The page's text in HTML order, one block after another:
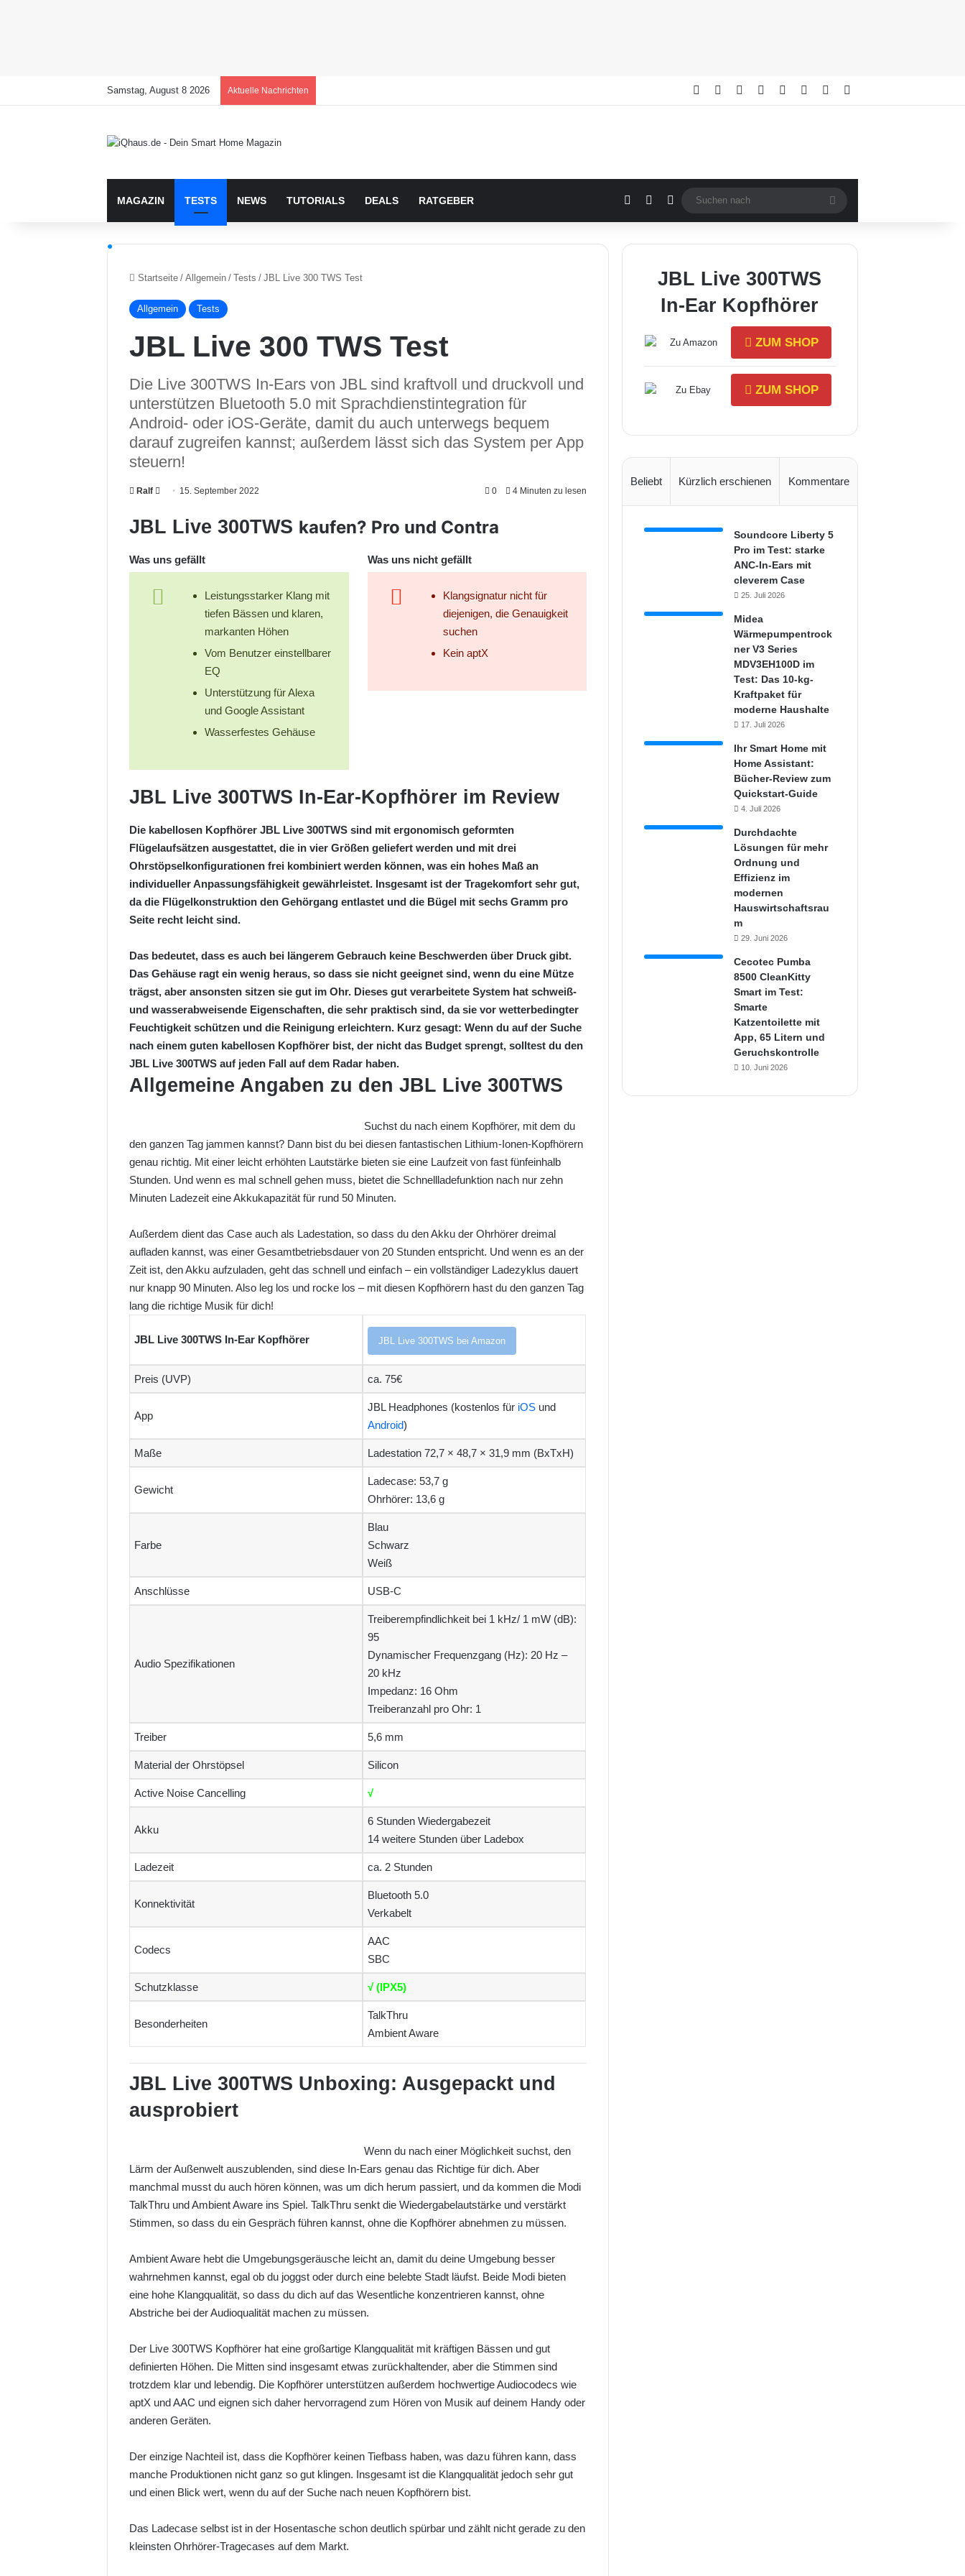
Samstag, August 8 2026 Aktuelle Nachrichten Facebook YouTubeBuy Me a Coffee
RSS AnmeldenZufällige Artikel
MAGAZIN TESTS NEWS TUTORIALS DEALS RATGEBER Zufällige Artikel
SidebarSkin umschalten
nach
Startseite / Allgemein / Tests / JBL Live 300 TWS Test
Allgemein Tests
JBL Live 300 TWS Test
Die Live 300TWS In-Ears von JBL sind kraftvoll und druckvoll und
unterstützen Bluetooth 5.0 mit Sprachdienstintegration für
Android- oder iOS-Geräte, damit du auch unterwegs bequem
darauf zugreifen kannst; außerdem lässt sich das System per App
steuern!
Ralf
o
15. September 2022 0 4 Minuten zu lesen
JBL Live 300TWS kaufen? Pro und Contra
Was uns gefällt
Leistungsstarker Klang mit
tiefen Bässen und klaren,
markanten Höhen
Vom Benutzer einstellbarer
EQ
Unterstützung für Alexa
und Google Assistant
Wasserfestes Gehäuse
Was uns nicht gefällt
Klangsignatur nicht für
diejenigen, die Genauigkeit
suchen
Kein aptX
JBL Live 300TWS In-Ear-Kopfhörer im Review
Die kabellosen Kopfhörer JBL Live 300TWS sind mit ergonomisch geformten
Flügelaufsätzen ausgestattet, die in vier Größen geliefert werden und mit drei
Ohrstöpselkonfigurationen frei kombiniert werden können, was ein hohes Maß an
individueller Anpassungsfähigkeit gewährleistet. Insgesamt ist der Tragekomfort sehr gut,
da die Flügelkonstruktion den Gehörgang entlastet und die Bügel mit sechs Gramm pro
Seite recht leicht sind.
Das bedeutet, dass es auch bei längerem Gebrauch keine Beschwerden über Druck gibt.
Das Gehäuse ragt ein wenig heraus, so dass sie nicht geeignet sind, wenn du eine Mütze
trägst, aber ansonsten sitzen sie gut im Ohr. Dieses gut verarbeitete System hat schweiß-
und wasserabweisende Eigenschaften, die sehr praktisch sind, da sie vor wetterbedingter
Feuchtigkeit schützen und die Reinigung erleichtern. Kurz gesagt: Wenn du auf der Suche
nach einem guten kabellosen Kopfhörer bist, der nicht das Budget sprengt, solltest du den
JBL Live 300TWS auf jeden Fall auf dem Radar haben.
Allgemeine Angaben zu denJBL Live 300TWS
Suchst du nach einem Kopfhörer, mit dem du
den ganzen Tag jammen kannst? Dann bist du bei diesen fantastischen Lithium-Ionen-Kopfhörern
genau richtig. Mit einer leicht erhöhten Lautstärke bieten sie eine Laufzeit von fast fünfeinhalb
Stunden. Und wenn es mal schnell gehen muss, bietet die Schnellladefunktion nach nur zehn
Minuten Ladezeit eine Akkukapazität für rund 50 Minuten.
Außerdem dient das Case auch als Ladestation, so dass du den Akku der Ohrhörer dreimal
aufladen kannst, was einer Gesamtbetriebsdauer von 20 Stunden entspricht. Und wenn es an der
Zeit ist, den Akku aufzuladen, geht das schnell und einfach – ein vollständiger Ladezyklus dauert
nur knapp 90 Minuten. Also leg los und rocke los – mit diesen Kopfhörern hast du den ganzen Tag
lang die richtige Musik für dich!
JBL Live 300TWS In-Ear Kopfhörer JBL Live 300TWS bei Amazon
Preis (UVP) ca. 75€
App
JBL Headphones (kostenlos für iOS und
Android)
Maße Ladestation 72,7 × 48,7 × 31,9 mm (BxTxH)
Gewicht
Ladecase: 53,7 g
Ohrhörer: 13,6 g
Farbe
Blau
Schwarz
Weiß
Anschlüsse USB-C
Audio Spezifikationen
Treiberempfindlichkeit bei 1 kHz/ 1 mW (dB):
95
Dynamischer Frequenzgang (Hz): 20 Hz –
20 kHz
Impedanz: 16 Ohm
Treiberanzahl pro Ohr: 1
Treiber 5,6 mm
Material der Ohrstöpsel Silicon
Active Noise Cancelling √
Akku
6 Stunden Wiedergabezeit
14 weitere Stunden über Ladebox
Ladezeit ca. 2 Stunden
Konnektivität
Bluetooth 5.0
Verkabelt
Codecs
AAC
SBC
Schutzklasse √ (IPX5)
Besonderheiten
TalkThru
Ambient Aware
JBL Live 300TWS Unboxing: Ausgepackt und
ausprobiert
Wenn du nach einer Möglichkeit suchst, den
Lärm der Außenwelt auszublenden, sind diese In-Ears genau das Richtige für dich. Aber
manchmal musst du auch hören können, was um dich herum passiert, und da kommen die Modi
TalkThru und Ambient Aware ins Spiel. TalkThru senkt die Wiedergabelautstärke und verstärkt
Stimmen, so dass du ein Gespräch führen kannst, ohne die Kopfhörer abnehmen zu müssen.
Ambient Aware hebt die Umgebungsgeräusche leicht an, damit du deine Umgebung besser
wahrnehmen kannst, egal ob du joggst oder durch eine belebte Stadt läufst. Beide Modi bieten
eine hohe Klangqualität, so dass du dich auf das Wesentliche konzentrieren kannst, ohne
Abstriche bei der Audioqualität machen zu müssen.
Der Live 300TWS Kopfhörer hat eine großartige Klangqualität mit kräftigen Bässen und gut
definierten Höhen. Die Mitten sind insgesamt etwas zurückhaltender, aber die Stimmen sind
trotzdem klar und lebendig. Die Kopfhörer unterstützen außerdem hochwertige Audiocodecs wie
aptX und AAC und eignen sich daher hervorragend zum Hören von Musik auf deinem Handy oder
anderen Geräten.
Der einzige Nachteil ist, dass die Kopfhörer keinen Tiefbass haben, was dazu führen kann, dass
manche Produktionen nicht ganz so gut klingen. Insgesamt ist die Klangqualität jedoch sehr gut
und einen Blick wert, wenn du auf der Suche nach neuen Kopfhörern bist.
Das Ladecase selbst ist in der Hosentasche schon deutlich spürbar und zählt nicht gerade zu den
kleinsten Ohrhörer-Tragecases auf dem Markt.
JBL Live 300TWS
In-Ear Kopfhörer
ZUM SHOP
ZUM SHOP
Beliebt Kürzlich erschienen Kommentare
Soundcore Liberty 5
Pro im Test: starke
ANC-In-Ears mit
cleverem Case
25. Juli 2026
Midea
Wärmepumpentrock
ner V3 Series
MDV3EH100D im
Test: Das 10-kg-
Kraftpaket für
moderne Haushalte
17. Juli 2026
Ihr Smart Home mit
Home Assistant:
Bücher-Review zum
Quickstart-Guide
4. Juli 2026
Durchdachte
Lösungen für mehr
Ordnung und
Effizienz im
modernen
Hauswirtschaftsrau
m
29. Juni 2026
Cecotec Pumba
8500 CleanKitty
Smart im Test:
Smarte
Katzentoilette mit
App, 65 Litern und
Geruchskontrolle
10. Juni 2026